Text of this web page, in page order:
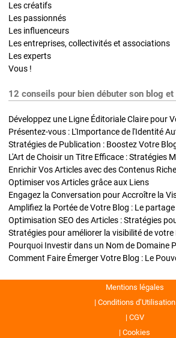
Les créatifs
Les passionnés
Les influenceurs
Les entreprises, collectivités et associations
Les experts
Vous !
12 conseils pour bien débuter son blog
Développez une Ligne Éditoriale Claire pour
Présentez-vous : L'Importance de l'Identité
L'Art de Choisir un Titre Efficace : Stratégies
Optimiser vos Articles grâce aux Liens
Engagez la Conversation pour Accroître la
Amplifiez la Portée de Votre Blog : Le
Mentions légales
Conditions d’Utilisation
CGV
Cookies